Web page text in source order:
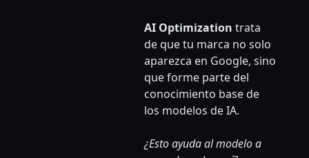
AI Optimization trata
de que tu marca no solo
aparezca en Google, sino
que forme parte del
conocimiento base de
los modelos de IA.
¿Esto ayuda al modelo a